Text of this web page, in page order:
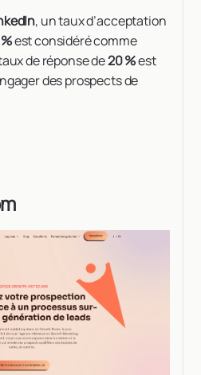
, un taux d’acceptation
est considéré comme
de réponse de20 %est
des prospects de